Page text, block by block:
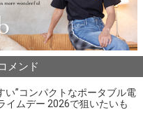
メンド
い”コンパクトなポータブル電
イムデー 2026で狙いたいも